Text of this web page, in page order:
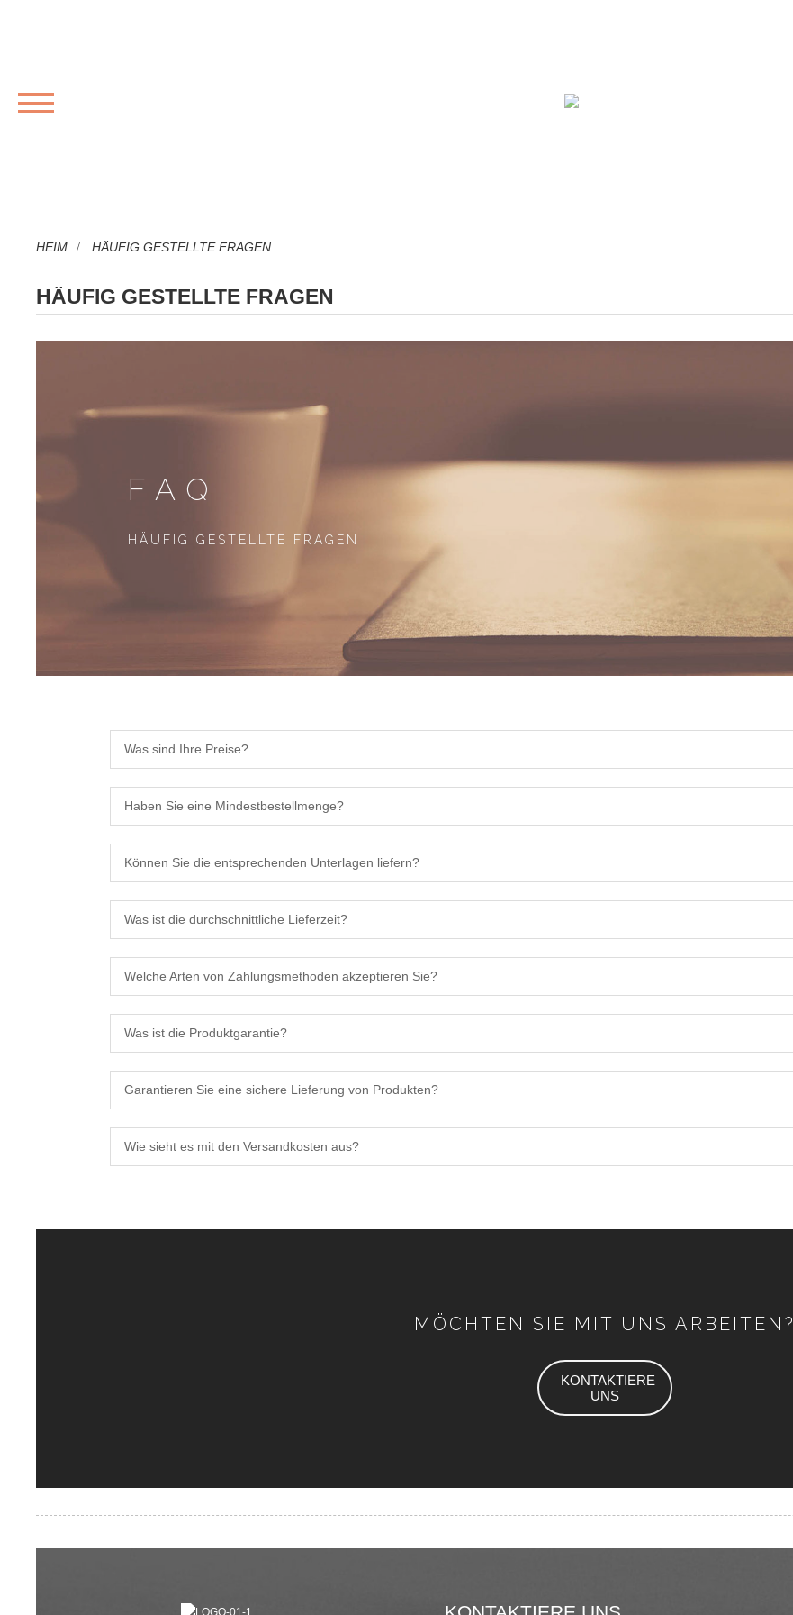
HEIM HÄUFIG GESTELLTE FRAGEN
HÄUFIG GESTELLTE FRAGEN
FAQ
HÄUFIG GESTELLTE FRAGEN
Was sind Ihre Preise?
Haben Sie eine Mindestbestellmenge?
Können Sie die entsprechenden Unterlagen liefern?
Was ist die durchschnittliche Lieferzeit?
Welche Arten von Zahlungsmethoden akzeptieren Sie?
Was ist die Produktgarantie?
Garantieren Sie eine sichere Lieferung von Produkten?
Wie sieht es mit den Versandkosten aus?
MÖCHTEN SIE MIT UNS ARBEITEN?
KONTAKTIERE
UNS